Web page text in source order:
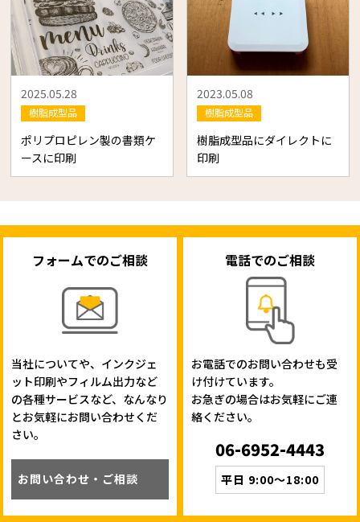
2025.05.28
樹脂成型品
ポリプロピレン製の書類ケ
ースに印刷
2023.05.08
樹脂成型品
樹脂成型品にダイレクトに
印刷
フォームでのご相談
当社についてや、インクジェ
ット印刷やフィルム出力など
の各種サービスなど、なんなり
とお気軽にお問い合わせくだ
さい。
お問い合わせ・ご相談
電話でのご相談
お電話でのお問い合わせも受
け付けています。
お急ぎの場合はお気軽にご連
絡ください。
06-6952-4443
平日 9:00～18:00